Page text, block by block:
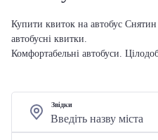
Купити квиток на автобус
автобусні квитки.
Комфортабельні автобуси.
Звідки